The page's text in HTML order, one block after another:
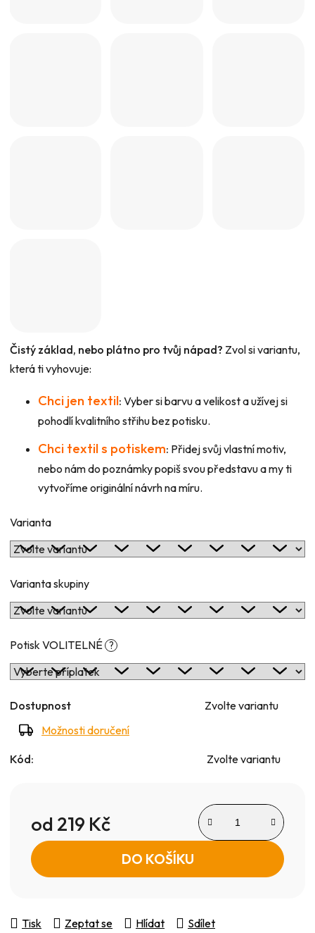
Čistý základ, nebo plátno pro tvůj nápad? Zvol si variantu,
která ti vyhovuje:
Chci jen textil: Vyber si barvu a velikost a užívej si
pohodlí kvalitního střihu bez potisku.
Chci textil s potiskem: Přidej svůj vlastní motiv,
nebo nám do poznámky popiš svou představu a my ti
vytvoříme originální návrh na míru.
Varianta
Varianta skupiny
Potisk VOLITELNÉ ?
Dostupnost
Zvolte variantu
Možnosti doručení
Kód: Zvolte variantu
od 219 Kč
Měrná cena:
DO KOŠÍKU
Tisk Zeptat se Hlídat Sdílet